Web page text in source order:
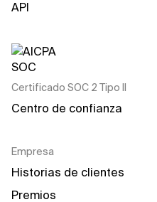
API
Certificado SOC 2 Tipo II
Centro de confianza
Empresa
Historias de clientes
Premios